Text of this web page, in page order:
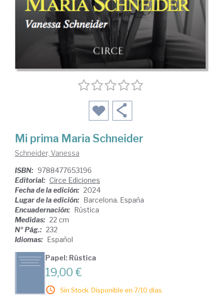
Mi prima Maria Schneider
Schneider, Vanessa
ISBN: 9788477653196
Editorial: Circe Ediciones
Fecha de la edición: 2024
Lugar de la edición: Barcelona. España
Encuadernación: Rústica
Medidas: 22 cm
Nº Pág.: 232
Idiomas: Español
Papel: Rústica
19,00 €
Sin Stock. Disponible en 7/10 días.